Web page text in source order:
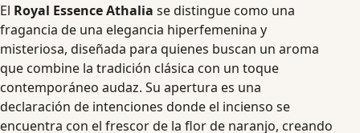
El Royal Essence Athalia se distingue como una
fragancia de una elegancia hiperfemenina y
misteriosa, diseñada para quienes buscan un aroma
que combine la tradición clásica con un toque
contemporáneo audaz. Su apertura es una
declaración de intenciones donde el incienso se
encuentra con el frescor de la flor de naranjo, creando